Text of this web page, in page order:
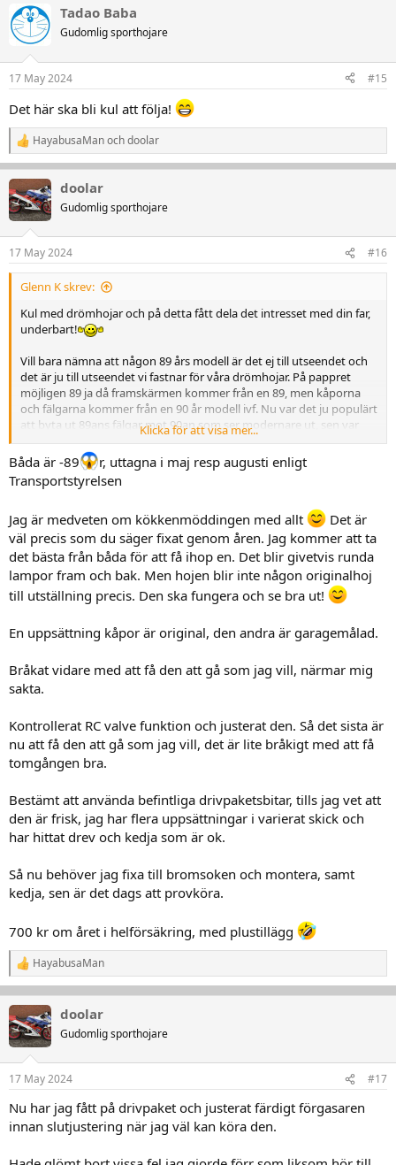
k
t
i
e
:
Tadao Baba
Gudomlig sporthojare
17 May 2024 #15
Det här ska bli kul att följa!
R
e
a
k
t
i
e
r
HayabusaManochdoolar
doolar
Gudomlig sporthojare
17 May 2024 #16
Glenn K skrev:
Kul med drömhojar och på detta fått dela det intresset med din far,
underbart!
Vill bara nämna att någon 89 års modell är det ej till utseendet och
det är ju till utseendet vi fastnar för våra drömhojar. På pappret
möjligen 89 ja då framskärmen kommer från en 89, men kåporna
och fälgarna kommer från en 90 år modell ivf. Nu var det ju populärt
att byta ut 89ans fälgar mot 90an som ser modernare ut, sen var
det ju vanligt att 16 åriga piloter klotade och då plockade man ju på
de ersättnings kåpor man kom över 89-92.
Så vilken tonårsdrömhoj har du? 89an eller 90an?
Rätta mig gärna om jag har fel men 89an råkar ju vara min
tonårsdrömhoj och jag har nog sett alla 89or med Blockets
bevakning under de senaste 10-15ish åren....
Klicka för att visa mer...
Båda är -89
r, uttagna i maj resp augusti enligt
Transportstyrelsen
Jag är medveten om kökkenmöddingen med allt
Det är
väl precis som du säger fixat genom åren. Jag kommer att ta
det bästa från båda för att få ihop en. Det blir givetvis runda
lampor fram och bak. Men hojen blir inte någon originalhoj
till utställning precis. Den ska fungera och se bra ut!
En uppsättning kåpor är original, den andra är garagemålad.
Bråkat vidare med att få den att gå som jag vill, närmar mig
sakta.
Kontrollerat RC valve funktion och justerat den. Så det sista är
nu att få den att gå som jag vill, det är lite bråkigt med att få
tomgången bra.
Bestämt att använda befintliga drivpaketsbitar, tills jag vet att
den är frisk, jag har flera uppsättningar i varierat skick och
har hittat drev och kedja som är ok.
Så nu behöver jag fixa till bromsoken och montera, samt
kedja, sen är det dags att provköra.
700 kr om året i helförsäkring, med plustillägg
R
e
a
t
i
n
e
:
HayabusaMan
doolar
Gudomlig sporthojare
17 May 2024 #17
Nu har jag fått på drivpaket och justerat färdigt förgasaren
innan slutjustering när jag väl kan köra den.